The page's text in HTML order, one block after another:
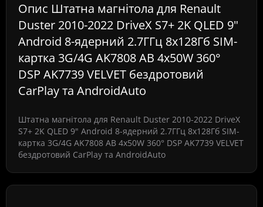
Опис Штатна магнітола для Renault
Duster 2010-2022 DriveX S7+ 2K QLED 9"
Android 8-ядерний 2.7ГГц 8x128Гб SIM-
картка 3G/4G AK7808 AB 4x50W 360°
DSP AK7739 VELVET бездротовий
CarPlay та AndroidAuto
Штатна магнітола для Renault Duster 2010-2022 DriveX
S7+ 2K QLED 9" Android 8-ядерний 2.7ГГц 8x128Гб SIM-
картка 3G/4G AK7808 AB 4x50W 360° DSP AK7739 VELVET
бездротовий CarPlay та AndroidAuto